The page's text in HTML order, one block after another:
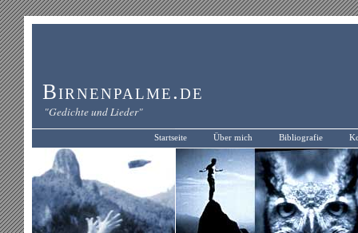
Birnenpalme.de
"Gedichte und Lieder"
Startseite Über mich Bibliografie